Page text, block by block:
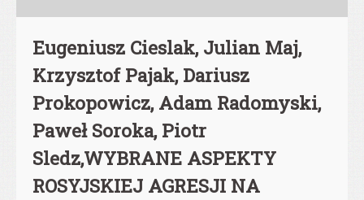
Eugeniusz Cieslak, Julian Maj,
Krzysztof Pajak, Dariusz
Prokopowicz, Adam Radomyski,
Paweł Soroka, Piotr
Sledz,WYBRANE ASPEKTY
ROSYJSKIEJ AGRESJI NA